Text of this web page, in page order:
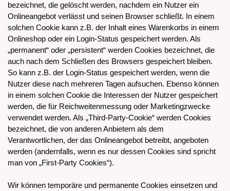
bezeichnet, die gelöscht werden, nachdem ein Nutzer ein
Onlineangebot verlässt und seinen Browser schließt. In einem
solchen Cookie kann z.B. der Inhalt eines Warenkorbs in einem
Onlineshop oder ein Login-Status gespeichert werden. Als
„permanent“ oder „persistent“ werden Cookies bezeichnet, die
auch nach dem Schließen des Browsers gespeichert bleiben.
So kann z.B. der Login-Status gespeichert werden, wenn die
Nutzer diese nach mehreren Tagen aufsuchen. Ebenso können
in einem solchen Cookie die Interessen der Nutzer gespeichert
werden, die für Reichweitenmessung oder Marketingzwecke
verwendet werden. Als „Third-Party-Cookie“ werden Cookies
bezeichnet, die von anderen Anbietern als dem
Verantwortlichen, der das Onlineangebot betreibt, angeboten
werden (andernfalls, wenn es nur dessen Cookies sind spricht
man von „First-Party Cookies“).
Wir können temporäre und permanente Cookies einsetzen und